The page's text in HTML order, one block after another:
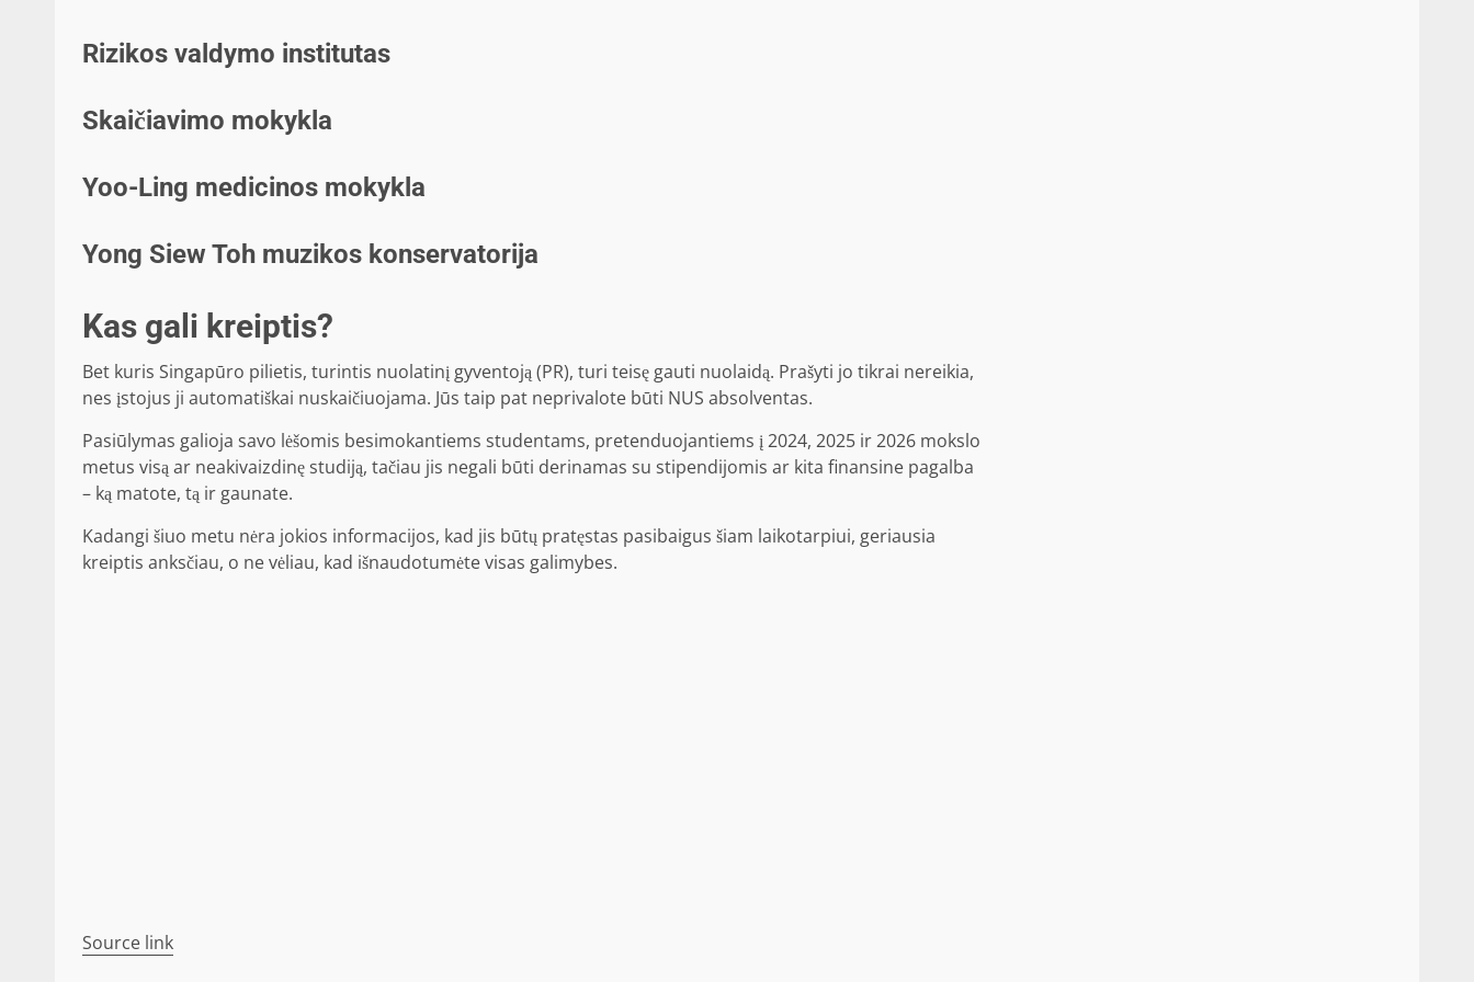
Rizikos valdymo institutas
Skaičiavimo mokykla
Yoo-Ling medicinos mokykla
Yong Siew Toh muzikos konservatorija
Kas gali kreiptis?
Bet kuris Singapūro pilietis, turintis nuolatinį gyventoją (PR), turi teisę gauti nuolaidą. Prašyti jo tikrai nereikia,
nes įstojus ji automatiškai nuskaičiuojama. Jūs taip pat neprivalote būti NUS absolventas.
Pasiūlymas galioja savo lėšomis besimokantiems studentams, pretenduojantiems į 2024, 2025 ir 2026 mokslo
metus visą ar neakivaizdinę studiją, tačiau jis negali būti derinamas su stipendijomis ar kita finansine pagalba
– ką matote, tą ir gaunate.
Kadangi šiuo metu nėra jokios informacijos, kad jis būtų pratęstas pasibaigus šiam laikotarpiui, geriausia
kreiptis anksčiau, o ne vėliau, kad išnaudotumėte visas galimybes.
Source link